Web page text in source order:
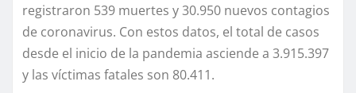
registraron 539 muertes y 30.950 nuevos contagios
de coronavirus. Con estos datos, el total de casos
desde el inicio de la pandemia asciende a 3.915.397
y las víctimas fatales son 80.411.